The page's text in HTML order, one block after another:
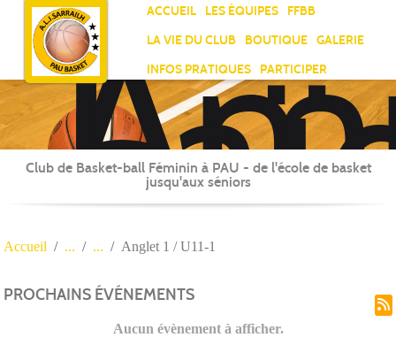
ACCUEIL LES ÉQUIPES
FFBB
LA VIE DU CLUB
BOUTIQUE
GALERIE
INFOS PRATIQUES
PARTICIPER
Club de Basket-ball Féminin à PAU - de l'école de basket
jusqu'aux séniors
Accueil Anglet 1 / U11-1
PROCHAINS ÉVÉNEMENTS
Aucun évènement à afficher.
Panneau de gestion des cookies